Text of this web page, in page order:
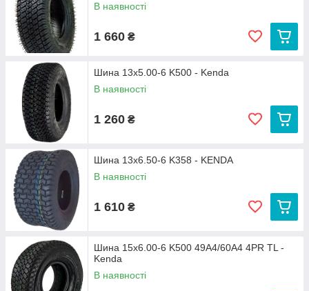
В наявності
1 660 ₴
Шина 13x5.00-6 K500 - Kenda
В наявності
1 260 ₴
Шина 13x6.50-6 K358 - KENDA
В наявності
1 610 ₴
Шина 15x6.00-6 K500 49A4/60A4 4PR TL -
Kenda
В наявності